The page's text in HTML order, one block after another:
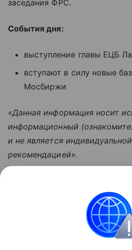
заседания ФРС.
События дня:
выступление главы ЕЦБ
вступают в силу новые
Мосбиржи
«Данная информация носит
информационный
и не является
рекомендацией».
Капитал: основа
В статье рассмотрим, что
капитала, какие его виды
грамотно управлять.